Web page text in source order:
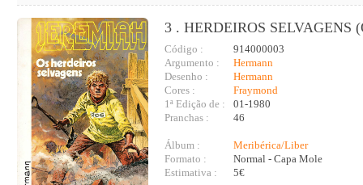
3 . HERDEIROS SELVAGENS
Código :
914000003
Argumento :
Hermann
Desenho :
Hermann
Cores :
Fraymond
1ª Edição de :
01-1980
Pranchas :
46
Álbum :
Meribérica/Liber
Formato :
Normal - Capa Mole
Estimativa :
5€